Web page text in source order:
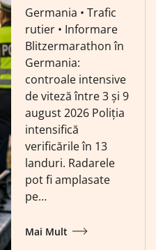
Germania • Trafic
rutier • Informare
Blitzermarathon în
Germania:
controale intensive
de viteză între 3 și 9
august 2026 Poliția
intensifică
verificările în 13
landuri. Radarele
pot fi amplasate
pe…
Mai Mult